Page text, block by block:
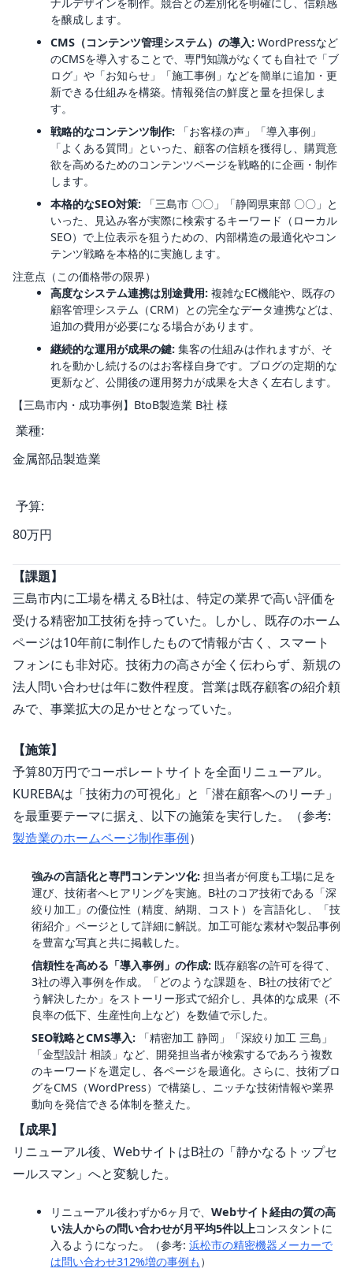
を醸成します。
CMS（コンテンツ管理システム）の導入: WordPressなど
のCMSを導入することで、専門知識がなくても自社で「ブ
ログ」や「お知らせ」「施工事例」などを簡単に追加・更
新できる仕組みを構築。情報発信の鮮度と量を担保しま
す。
戦略的なコンテンツ制作: 「お客様の声」「導入事例」
「よくある質問」といった、顧客の信頼を獲得し、購買意
欲を高めるためのコンテンツページを戦略的に企画・制作
します。
本格的なSEO対策: 「三島市 〇〇」「静岡県東部 〇〇」と
いった、見込み客が実際に検索するキーワード（ローカル
SEO）で上位表示を狙うための、内部構造の最適化やコン
テンツ戦略を本格的に実施します。
注意点（この価格帯の限界）
高度なシステム連携は別途費用: 複雑なEC機能や、既存の
顧客管理システム（CRM）との完全なデータ連携などは、
追加の費用が必要になる場合があります。
継続的な運用が成果の鍵: 集客の仕組みは作れますが、そ
れを動かし続けるのはお客様自身です。ブログの定期的な
更新など、公開後の運用努力が成果を大きく左右します。
【三島市内・成功事例】BtoB製造業 B社 様
業種:
金属部品製造業
予算:
80万円
【課題】
三島市内に工場を構えるB社は、特定の業界で高い評価を
受ける精密加工技術を持っていた。しかし、既存のホーム
ページは10年前に制作したもので情報が古く、スマート
フォンにも非対応。技術力の高さが全く伝わらず、新規の
法人問い合わせは年に数件程度。営業は既存顧客の紹介頼
みで、事業拡大の足かせとなっていた。
【施策】
予算80万円でコーポレートサイトを全面リニューアル。
KUREBAは「技術力の可視化」と「潜在顧客へのリーチ」
を最重要テーマに据え、以下の施策を実行した。（参考:
製造業のホームページ制作事例）
強みの言語化と専門コンテンツ化: 担当者が何度も工場に足を
運び、技術者へヒアリングを実施。B社のコア技術である「深
絞り加工」の優位性（精度、納期、コスト）を言語化し、「技
術紹介」ページとして詳細に解説。加工可能な素材や製品事例
を豊富な写真と共に掲載した。
信頼性を高める「導入事例」の作成: 既存顧客の許可を得て、
3社の導入事例を作成。「どのような課題を、B社の技術でど
う解決したか」をストーリー形式で紹介し、具体的な成果（不
良率の低下、生産性向上など）を数値で示した。
SEO戦略とCMS導入: 「精密加工 静岡」「深絞り加工 三島」
「金型設計 相談」など、開発担当者が検索するであろう複数
のキーワードを選定し、各ページを最適化。さらに、技術ブロ
グをCMS（WordPress）で構築し、ニッチな技術情報や業界
動向を発信できる体制を整えた。
【成果】
リニューアル後、WebサイトはB社の「静かなるトップセ
ールスマン」へと変貌した。
リニューアル後わずか6ヶ月で、 Webサイト経由の質の高
い法人からの問い合わせが月平均5件以上コンスタントに
入るようになった。（参考: 浜松市の精密機器メーカーで
は問い合わせ312%増の事例も ）